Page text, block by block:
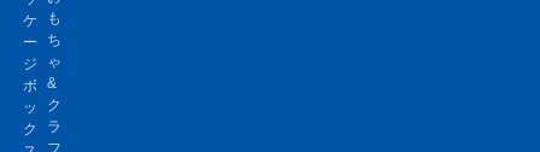
ケ
ー
ジ
ボ
ッ
ク
も
ち
ゃ
&
ク
ラ
フ